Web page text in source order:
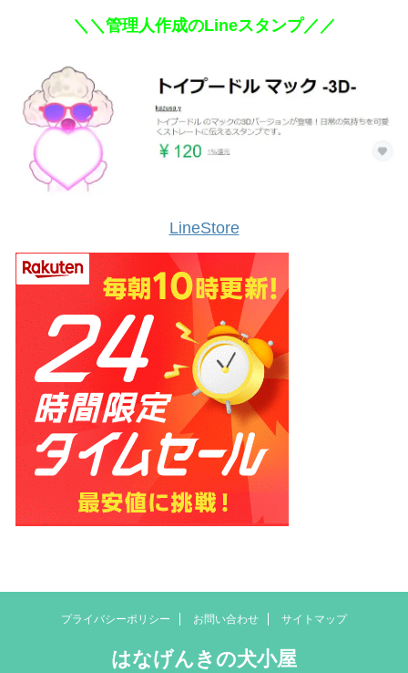
＼＼管理人作成のLineスタンプ／／
LineStore
プライバシーポリシー お問い合わせ サイトマップ
はなげんきの犬小屋